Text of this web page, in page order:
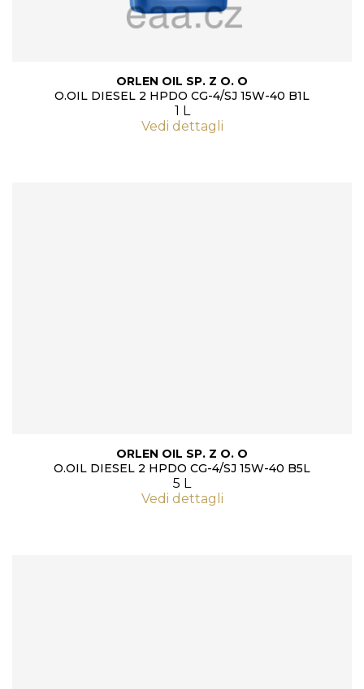
ORLEN OIL SP. Z O. O
O.OIL DIESEL 2 HPDO CG-4/SJ 15W-40 B1L
1 L
Vedi dettagli
ORLEN OIL SP. Z O. O
O.OIL DIESEL 2 HPDO CG-4/SJ 15W-40 B5L
5 L
Vedi dettagli